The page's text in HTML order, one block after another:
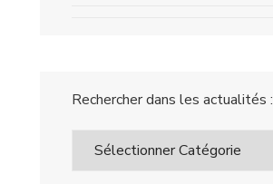
Rechercher dans les actualités :